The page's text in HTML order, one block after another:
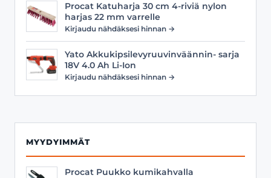
Procat Katuharja 30 cm 4-riviä nylon
harjas 22 mm varrelle
Kirjaudu nähdäksesi hinnan →
Yato Akkukipsilevyruuvinväännin- sarja
18V 4.0 Ah Li-Ion
Kirjaudu nähdäksesi hinnan →
MYYDYIMMÄT
Procat Puukko kumikahvalla